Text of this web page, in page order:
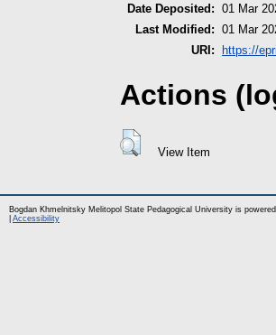
Date Deposited: 01 Mar
Last Modified: 01 Mar
URI:
https://
Actions
View Item
Bogdan Khmelnitsky Melitopol State Pedagogical University is
Accessibility